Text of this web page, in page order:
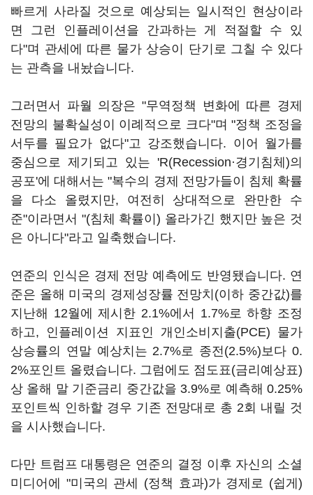
빠르게 사라질 것으로 예상되는 일시적인 현상이라
면 그런 인플레이션을 간과하는 게 적절할 수 있
다"며 관세에 따른 물가 상승이 단기로 그칠 수 있다
는 관측을 내놨습니다.
그러면서 파월 의장은 "무역정책 변화에 따른 경제
전망의 불확실성이 이례적으로 크다"며 "정책 조정을
서두를 필요가 없다"고 강조했습니다. 이어 월가를
중심으로 제기되고 있는 'R(Recession·경기침체)의
공포'에 대해서는 "복수의 경제 전망가들이 침체 확률
을 다소 올렸지만, 여전히 상대적으로 완만한 수
준"이라면서 "(침체 확률이) 올라가긴 했지만 높은 것
은 아니다"라고 일축했습니다.
연준의 인식은 경제 전망 예측에도 반영됐습니다. 연
준은 올해 미국의 경제성장률 전망치(이하 중간값)를
지난해 12월에 제시한 2.1%에서 1.7%로 하향 조정
하고, 인플레이션 지표인 개인소비지출(PCE) 물가
상승률의 연말 예상치는 2.7%로 종전(2.5%)보다 0.
2%포인트 올렸습니다. 그럼에도 점도표(금리예상표)
상 올해 말 기준금리 중간값을 3.9%로 예측해 0.25%
포인트씩 인하할 경우 기존 전망대로 총 2회 내릴 것
을 시사했습니다.
다만 트럼프 대통령은 연준의 결정 이후 자신의 소셜
미디어에 "미국의 관세 (정책 효과)가 경제로 (쉽게)